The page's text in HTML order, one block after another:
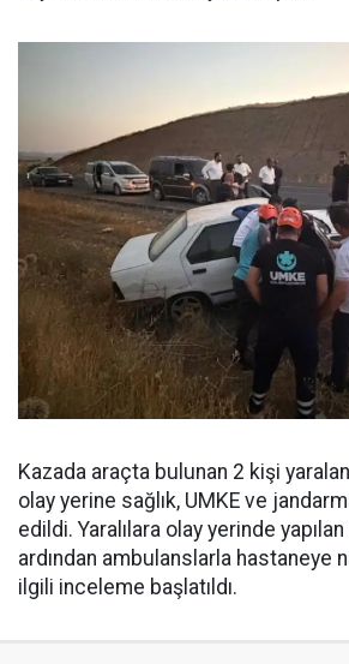
Kazada araçta bulunan 2 kişi
olay yerine sağlık, UMKE ve
edildi. Yaralılara olay yerinde
ardından ambulanslarla hastaneye
ilgili inceleme başlatıldı.